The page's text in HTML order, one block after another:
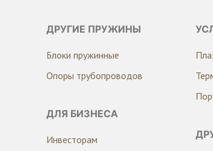
ДРУГИЕ ПРУЖИНЫ
Блоки пружинные
Опоры трубопроводов
ДЛЯ БИЗНЕСА
Инвесторам